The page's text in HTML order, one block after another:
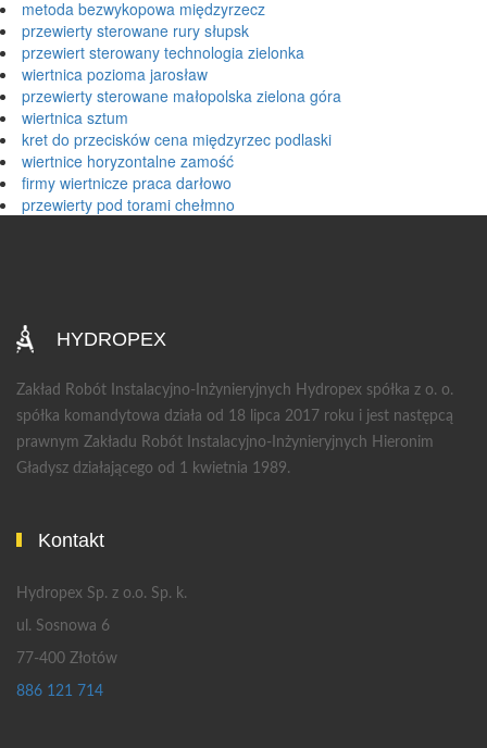
metoda bezwykopowa międzyrzecz
przewierty sterowane rury słupsk
przewiert sterowany technologia zielonka
wiertnica pozioma jarosław
przewierty sterowane małopolska zielona góra
wiertnica sztum
kret do przecisków cena międzyrzec podlaski
wiertnice horyzontalne zamość
firmy wiertnicze praca darłowo
przewierty pod torami chełmno
HYDROPEX
Zakład Robót Instalacyjno-Inżynieryjnych Hydropex spółka z o. o.
spółka komandytowa działa od 18 lipca 2017 roku i jest następcą
prawnym Zakładu Robót Instalacyjno-Inżynieryjnych Hieronim
Gładysz działającego od 1 kwietnia 1989.
Kontakt
Hydropex Sp. z o.o. Sp. k.
ul. Sosnowa 6
77-400 Złotów
886 121 714